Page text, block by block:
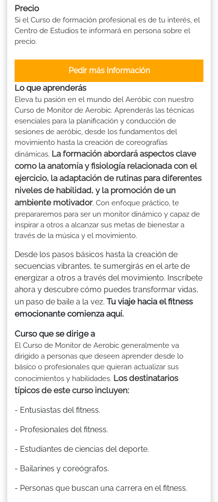
Precio
Si el Curso de formación profesional es de tu interés, el
Centro de Estudios te informará en persona sobre el
precio.
Pedir más Información
Lo que aprenderás
Eleva tu pasión en el mundo del Aeróbic con nuestro
Curso de Monitor de Aerobic. Aprenderás las técnicas
esenciales para la planificación y conducción de
sesiones de aeróbic, desde los fundamentos del
movimiento hasta la creación de coreografías
dinámicas. La formación abordará aspectos clave
como la anatomía y fisiología relacionada con el
ejercicio, la adaptación de rutinas para diferentes
niveles de habilidad, y la promoción de un
ambiente motivador. Con enfoque práctico, te
prepararemos para ser un monitor dinámico y capaz de
inspirar a otros a alcanzar sus metas de bienestar a
través de la música y el movimiento.
Desde los pasos básicos hasta la creación de
secuencias vibrantes, te sumergirás en el arte de
energizar a otros a través del movimiento. Inscríbete
ahora y descubre cómo puedes transformar vidas,
un paso de baile a la vez. Tu viaje hacia el fitness
emocionante comienza aquí.
Curso que se dirige a
El Curso de Monitor de Aerobic generalmente va
dirigido a personas que deseen aprender desde lo
básico o profesionales que quieran actualizar sus
conocimientos y habilidades. Los destinatarios
típicos de este curso incluyen:
- Entusiastas del fitness.
- Profesionales del fitness.
- Estudiantes de ciencias del deporte.
- Bailarines y coreógrafos.
- Personas que buscan una carrera en el fitness.